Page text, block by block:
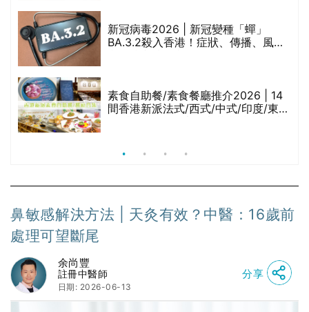
鼻敏感解決方法 | 天灸有效？中醫：16歲前
處理可望斷尾
余尚豐
註冊中醫師
日期: 2026-06-13
分享